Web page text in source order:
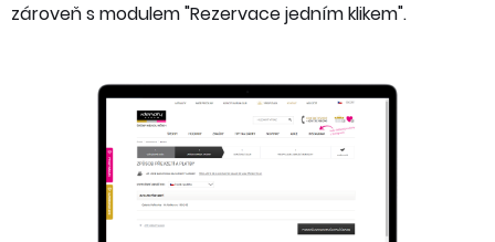
zároveň s modulem "Rezervace jedním klikem".